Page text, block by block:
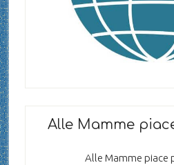
Alle Mamme
Alle Mamme piace